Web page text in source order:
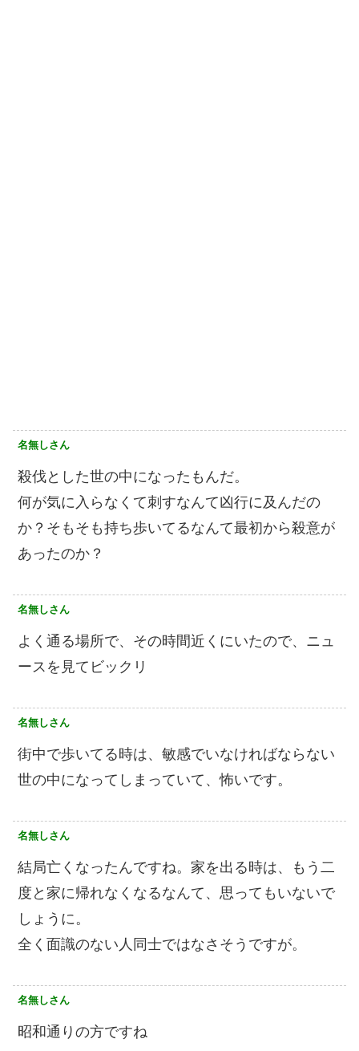
名無しさん
殺伐とした世の中になったもんだ。
何が気に入らなくて刺すなんて凶行に及んだの
か？そもそも持ち歩いてるなんて最初から殺意が
あったのか？
名無しさん
よく通る場所で、その時間近くにいたので、ニュ
ースを見てビックリ
名無しさん
街中で歩いてる時は、敏感でいなければならない
世の中になってしまっていて、怖いです。
名無しさん
結局亡くなったんですね。家を出る時は、もう二
度と家に帰れなくなるなんて、思ってもいないで
しょうに。
全く面識のない人同士ではなさそうですが。
名無しさん
昭和通りの方ですね